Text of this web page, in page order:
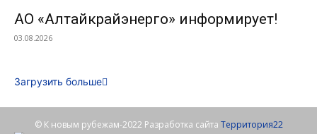
АО «Алтайкрайэнерго» информирует!
03.08.2026
Загрузить больше
© К новым рубежам-2022 Разработка сайта Территория22